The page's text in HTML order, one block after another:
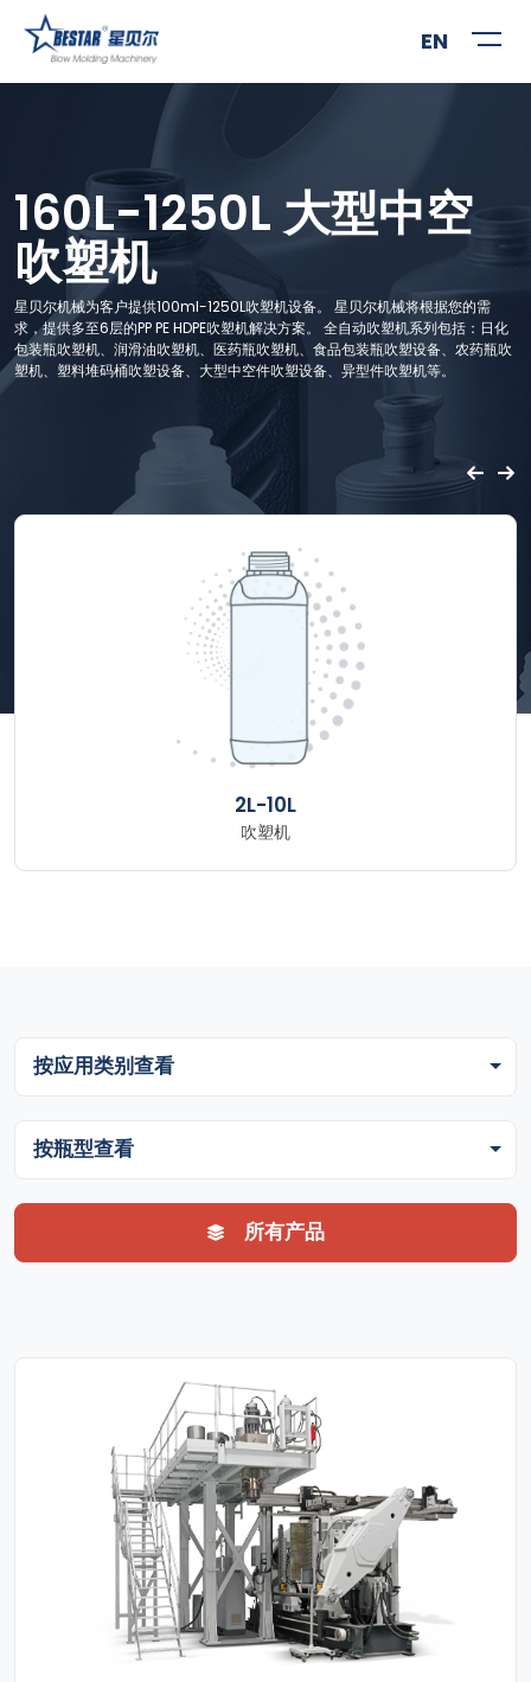
EN
160L-1250L 大型中空
吹塑机
星贝尔机械为客户提供100ml-1250L吹塑机设备。 星贝尔机械将根据您的需
求，提供多至6层的PP PE HDPE吹塑机解决方案。 全自动吹塑机系列包括：日化
包装瓶吹塑机、润滑油吹塑机、医药瓶吹塑机、食品包装瓶吹塑设备、农药瓶吹
塑机、塑料堆码桶吹塑设备、大型中空件吹塑设备、异型件吹塑机等。
2L-10L
吹塑机
按应用类别查看
按瓶型查看
所有产品